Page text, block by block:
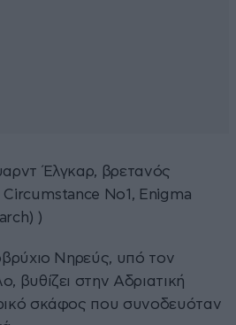
Έλγκαρ, βρετανός
Νο1, Enigma
)
Νηρεύς, υπό τον
βυθίζει στην Αδριατική
σκάφος που συνοδευόταν